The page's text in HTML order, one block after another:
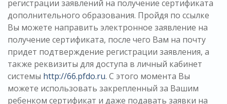
регистрации заявлений на получение сертификата
дополнительного образования. Пройдя по ссылке
Вы можете направить электронное заявление на
получение сертификата, после чего Вам на почту
придет подтверждение регистрации заявления, а
также реквизиты для доступа в личный кабинет
системы http://66.pfdo.ru. С этого момента Вы
можете использовать закрепленный за Вашим
ребенком сертификат и даже подавать заявки на